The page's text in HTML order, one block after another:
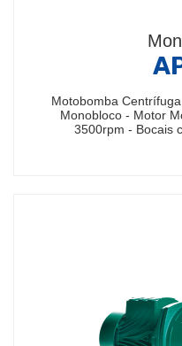
Motobomba
Monobloco - Motor
3500rpm - Bocais